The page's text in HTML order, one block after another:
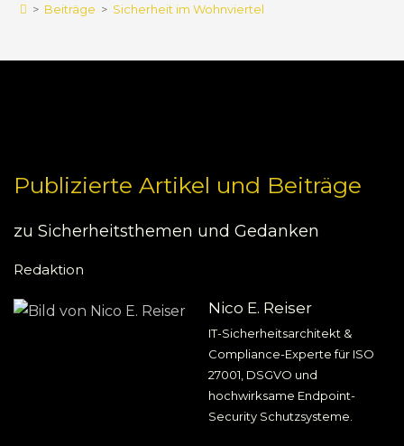
> Beiträge > Sicherheit im Wohnviertel
Publizierte Artikel und Beiträge
zu Sicherheitsthemen und Gedanken
Redaktion
Nico E. Reiser
IT-Sicherheitsarchitekt &
Compliance-Experte für ISO
27001, DSGVO und
hochwirksame Endpoint-
Security Schutzsysteme.